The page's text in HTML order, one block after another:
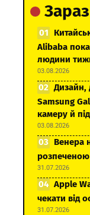
Alibaba
людини
03.08.2026
Дизайн,
Samsung
камеру й
03.08.2026
Венера
31.07.2026
Apple
чекати від
31.07.2026